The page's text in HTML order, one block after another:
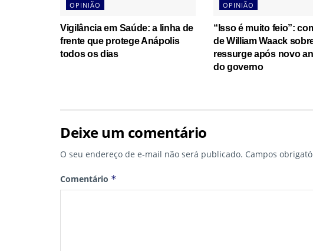
OPINIÃO
Vigilância em Saúde: a linha de
frente que protege Anápolis
todos os dias
OPINIÃO
“Isso é muito feio”:
de William Waack
ressurge após novo
do governo
Deixe um comentário
O seu endereço de e-mail não será publicado. Campos
Comentário *